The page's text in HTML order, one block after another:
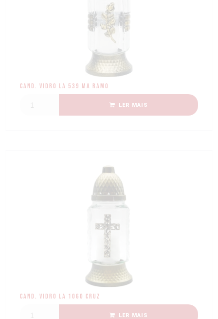
Cand. Vidro LA 539 MA Ramo
LER MAIS
Cand. Vidro LA 1060 Cruz
LER MAIS